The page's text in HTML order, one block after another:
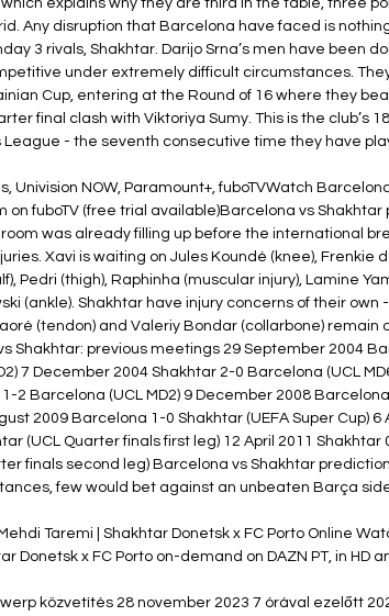
explains why they are third in the table, three
Any disruption that Barcelona have faced is
3 rivals, Shakhtar. Darijo Srna’s men have been
under extremely difficult circumstances.
Cup, entering at the Round of 16 where they
final clash with Viktoriya Sumy. This is the club’s
League - the seventh consecutive time they have
Univision NOW, Paramount+, fuboTVWatch
on fuboTV (free trial available)Barcelona vs Shakhtar
was already filling up before the international
Xavi is waiting on Jules Koundé (knee), Frenkie
Pedri (thigh), Raphinha (muscular injury), Lamine
(ankle). Shakhtar have injury concerns of their own
(tendon) and Valeriy Bondar (collarbone) remain
Shakhtar: previous meetings 29 September 2004
7 December 2004 Shakhtar 2-0 Barcelona (UCL
2 Barcelona (UCL MD2) 9 December 2008
2009 Barcelona 1-0 Shakhtar (UEFA Super Cup)
(UCL Quarter finals first leg) 12 April 2011 Shakhtar
finals second leg) Barcelona vs Shakhtar
few would bet against an unbeaten Barça
Taremi | Shakhtar Donetsk x FC Porto Online
Donetsk x FC Porto on-demand on DAZN PT, in HD
közvetítés 28 november 2023 7 órával ezelőtt